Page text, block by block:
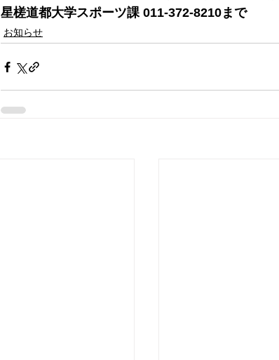
星槎道都大学スポーツ課 011-372-8210まで
お知らせ